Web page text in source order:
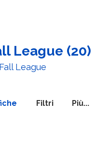
League (20)
League
Filtri
Più...